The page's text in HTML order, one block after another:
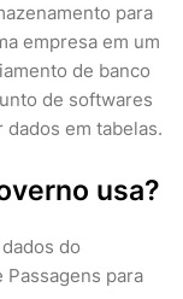
para
empresa em um
de banco
de softwares
dados em tabelas.
usa?
do
Passagens para